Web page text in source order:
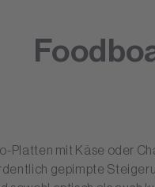
Platten mit Käse oder
gepimpte